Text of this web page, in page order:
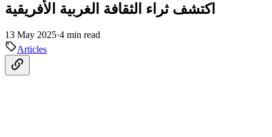
اكتشف ثراء الثقافة الغربية الأفريقية
13 May 2025·4 min read
Articles